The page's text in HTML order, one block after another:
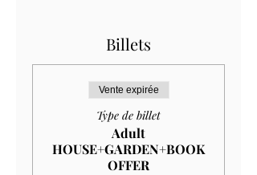
Billets
Vente expirée
Type de billet
Adult
HOUSE+GARDEN+BOOK
OFFER